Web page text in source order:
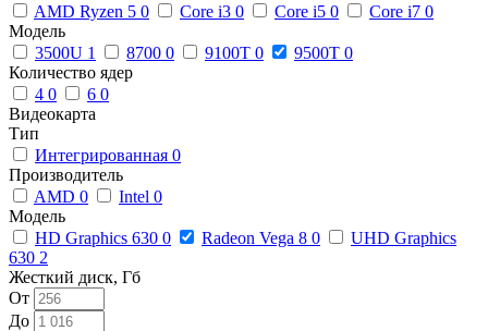
AMD Ryzen 5 0 Core i3 0 Core i5 0 Core i7 0
Модель
3500U 1 8700 0 9100T 0 9500T 0
Количество ядер
4 0 6 0
Видеокарта
Тип
Интегрированная 0
Производитель
AMD 0 Intel 0
Модель
HD Graphics 630 0 Radeon Vega 8 0
UHD Graphics
630 2
Жесткий диск, Гб
От
До